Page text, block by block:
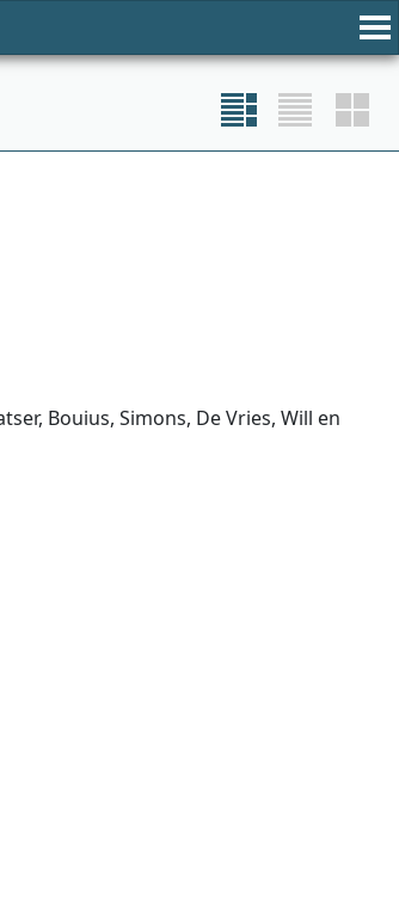
Bouius, Simons, De Vries, Will en